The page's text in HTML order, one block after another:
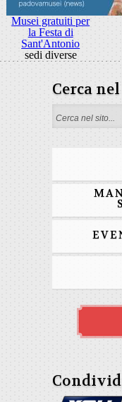
Musei gratuiti per
la Festa di
Sant'Antonio
sedi diverse
Cerca
Form di